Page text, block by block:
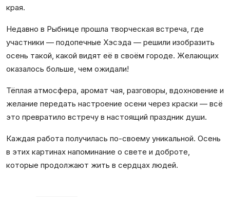
края.
Недавно в Рыбнице прошла творческая встреча, где
участники — подопечные Хэсэда — решили изобразить
осень такой, какой видят её в своём городе. Желающих
оказалось больше, чем ожидали!
Тёплая атмосфера, аромат чая, разговоры, вдохновение и
желание передать настроение осени через краски — всё
это превратило встречу в настоящий праздник души.
Каждая работа получилась по-своему уникальной. Осень
в этих картинах напоминание о свете и доброте,
которые продолжают жить в сердцах людей.